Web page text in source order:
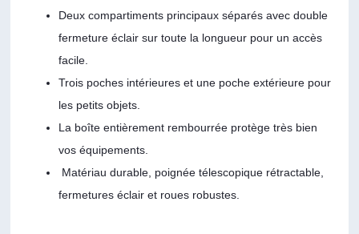
Deux compartiments principaux séparés avec double
fermeture éclair sur toute la longueur pour un accès
facile.
Trois poches intérieures et une poche extérieure pour
les petits objets.
La boîte entièrement rembourrée protège très bien
vos équipements.
Matériau durable, poignée télescopique rétractable,
fermetures éclair et roues robustes.